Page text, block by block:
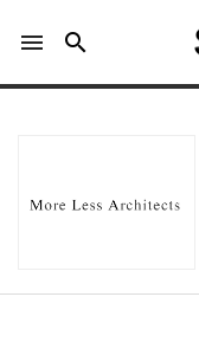
menu search